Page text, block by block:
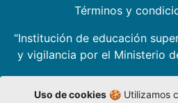
Términos y
“Institución de educación
y vigilancia por el Ministerio
Uso de cookies🍪 Utilizamos